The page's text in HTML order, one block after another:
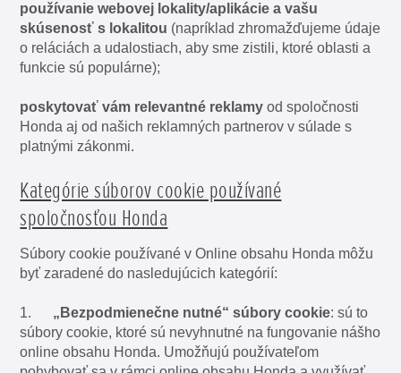
používanie webovej lokality/aplikácie a vašu
skúsenosť s lokalitou (napríklad zhromažďujeme údaje
o reláciách a udalostiach, aby sme zistili, ktoré oblasti a
funkcie sú populárne);
poskytovať vám relevantné reklamy od spoločnosti
Honda aj od našich reklamných partnerov v súlade s
platnými zákonmi.
Kategórie súborov cookie používané
spoločnosťou Honda
Súbory cookie používané v Online obsahu Honda môžu
byť zaradené do nasledujúcich kategórií:
1. „Bezpodmienečne nutné“ súbory cookie: sú to
súbory cookie, ktoré sú nevyhnutné na fungovanie nášho
online obsahu Honda. Umožňujú používateľom